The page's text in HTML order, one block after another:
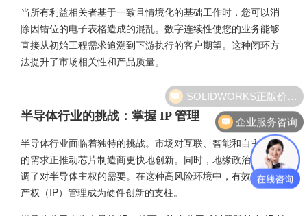
当所有利益相关者基于一致且情境化的基础工作时，您可以消
除因错位的电子表格造成的混乱。数字连续性使您的业务能够
直接从初始工程需求追溯到下游执行的客户期望。这种闭环方
法提升了市场相关性和产品质量。
半导体行业的挑战：掌握 IP 管理
半导体行业面临着独特的挑战。市场对互联、智能和自主系统
的需求正推动芯片制造商更快地创新。同时，地缘政治变化强
调了对半导体主权的需要。在这种高风险环境中，有效的知识
产权（IP）管理成为硬件创新的支柱。
SOLIDWORKS正版价格？
企业服务咨询